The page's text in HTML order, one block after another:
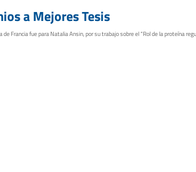
a Mejores Tesis
Francia fue para Natalia Ansin, por su trabajo sobre el “Rol de la proteína